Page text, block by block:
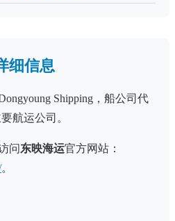
细信息
Shipping，船公司代
航运公司。
问东映海运官方网站：
。